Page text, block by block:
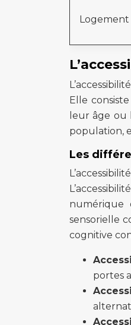
Logement
Elle
leur âge ou
population,
Les
numérique
sensorielle
cognitive
portes